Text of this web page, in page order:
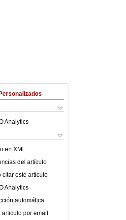
Analytics
en XML
del artículo
citar este artículo
Analytics
automática
articulo por email